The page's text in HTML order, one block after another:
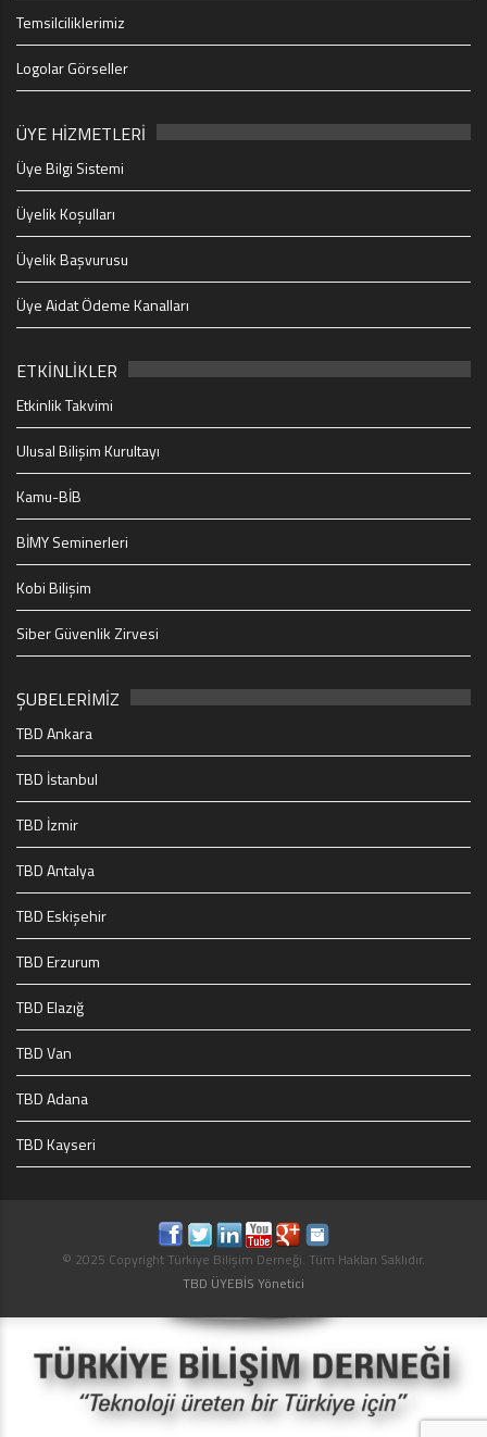
Temsilciliklerimiz
Logolar Görseller
ÜYE HİZMETLERİ
Üye Bilgi Sistemi
Üyelik Koşulları
Üyelik Başvurusu
Üye Aidat Ödeme Kanalları
ETKİNLİKLER
Etkinlik Takvimi
Ulusal Bilişim Kurultayı
Kamu-BİB
BİMY Seminerleri
Kobi Bilişim
Siber Güvenlik Zirvesi
ŞUBELERİMİZ
TBD Ankara
TBD İstanbul
TBD İzmir
TBD Antalya
TBD Eskişehir
TBD Erzurum
TBD Elazığ
TBD Van
TBD Adana
TBD Kayseri
© 2025 Copyright Türkiye Bilişim Derneği. Tüm Hakları Saklıdır.
TBD ÜYEBİS Yönetici